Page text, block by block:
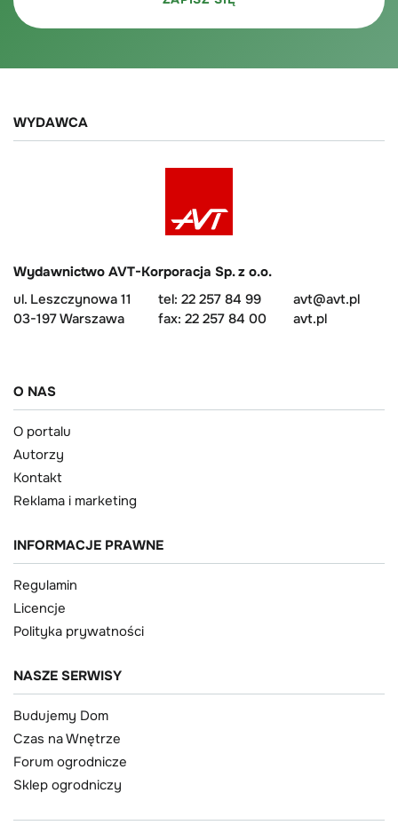
WYDAWCA
Wydawnictwo AVT-Korporacja Sp. z o.o.
ul. Leszczynowa 11
03-197 Warszawa
tel: 22 257 84 99
fax: 22 257 84 00
avt@avt.pl
avt.pl
O NAS
O portalu
Autorzy
Kontakt
Reklama i marketing
INFORMACJE PRAWNE
Regulamin
Licencje
Polityka prywatności
NASZE SERWISY
Budujemy Dom
Czas na Wnętrze
Forum ogrodnicze
Sklep ogrodniczy